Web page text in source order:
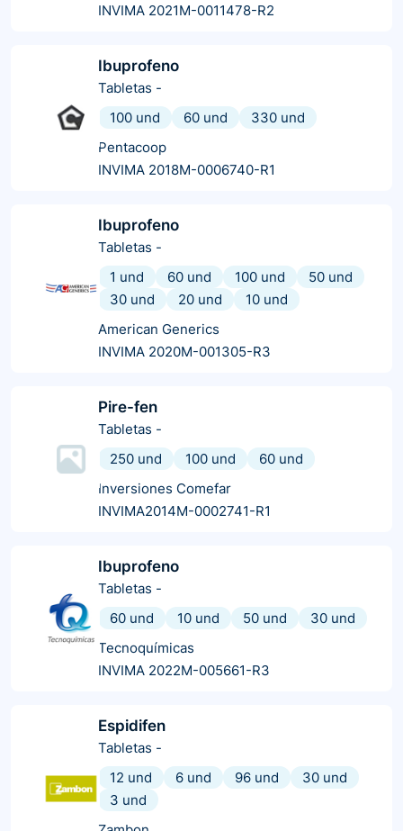
INVIMA 2021M-0011478-R2
Ibuprofeno
Tabletas -
100 und
60 und
330 und
Pentacoop
INVIMA 2018M-0006740-R1
Ibuprofeno
Tabletas -
1 und
60 und 100 und
50 und
30 und
20 und
10 und
American Generics
INVIMA 2020M-001305-R3
Pire-fen
Tabletas -
250 und
100 und
60 und
Inversiones Comefar
INVIMA2014M-0002741-R1
Ibuprofeno
Tabletas -
60 und
10 und 50 und
30 und
Tecnoquímicas
INVIMA 2022M-005661-R3
Espidifen
Tabletas -
12 und
6 und 96 und
30 und
3 und